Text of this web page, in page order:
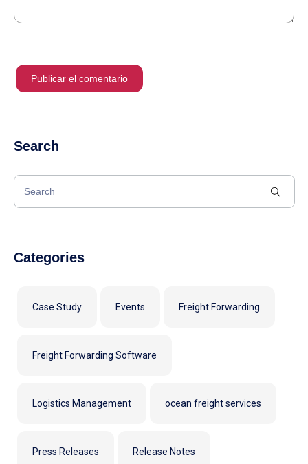
Search
Categories
Case Study Events Freight Forwarding
Freight Forwarding Software
Logistics Management ocean freight services
Press Releases Release Notes